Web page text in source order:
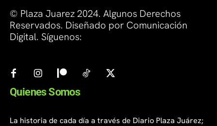
© Plaza Juarez 2024. Algunos Derechos
Reservados. Diseñado por Comunicación
Digital. Síguenos:
Quienes Somos
La historia de cada día a través de Diario Plaza Juárez;